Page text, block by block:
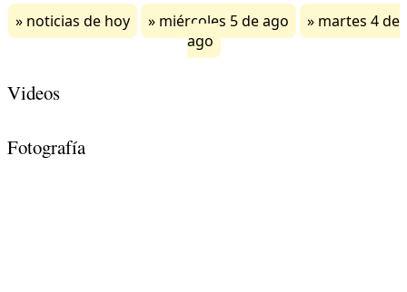
noticias de hoy miércoles 5 de ago
martes 4 de
ago
Videos
Fotografía